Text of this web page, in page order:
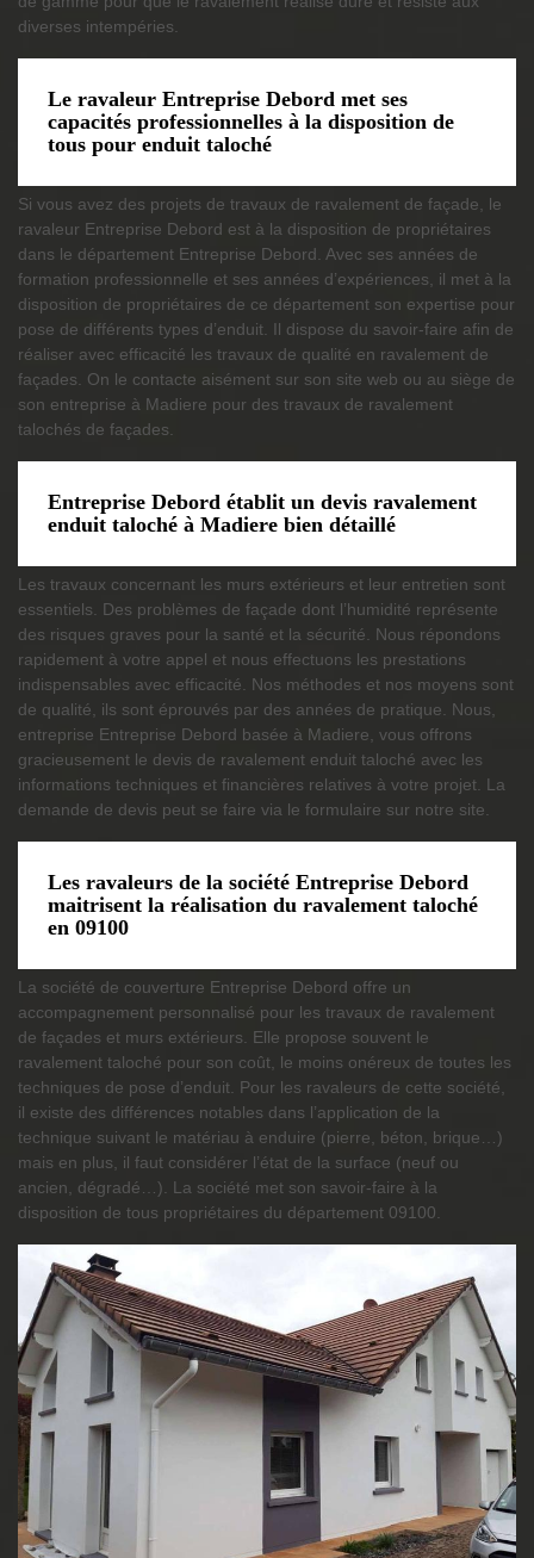
diverses intempéries.
Le ravaleur Entreprise Debord met ses
capacités professionnelles à la disposition de
tous pour enduit taloché
Si vous avez des projets de travaux de ravalement de façade, le
ravaleur Entreprise Debord est à la disposition de propriétaires
dans le département Entreprise Debord. Avec ses années de
formation professionnelle et ses années d’expériences, il met à la
disposition de propriétaires de ce département son expertise pour
pose de différents types d’enduit. Il dispose du savoir-faire afin de
réaliser avec efficacité les travaux de qualité en ravalement de
façades. On le contacte aisément sur son site web ou au siège de
son entreprise à Madiere pour des travaux de ravalement
talochés de façades.
Entreprise Debord établit un devis ravalement
enduit taloché à Madiere bien détaillé
Les travaux concernant les murs extérieurs et leur entretien sont
essentiels. Des problèmes de façade dont l’humidité représente
des risques graves pour la santé et la sécurité. Nous répondons
rapidement à votre appel et nous effectuons les prestations
indispensables avec efficacité. Nos méthodes et nos moyens sont
de qualité, ils sont éprouvés par des années de pratique. Nous,
entreprise Entreprise Debord basée à Madiere, vous offrons
gracieusement le devis de ravalement enduit taloché avec les
informations techniques et financières relatives à votre projet. La
demande de devis peut se faire via le formulaire sur notre site.
Les ravaleurs de la société Entreprise Debord
maitrisent la réalisation du ravalement taloché
en 09100
La société de couverture Entreprise Debord offre un
accompagnement personnalisé pour les travaux de ravalement
de façades et murs extérieurs. Elle propose souvent le
ravalement taloché pour son coût, le moins onéreux de toutes les
techniques de pose d’enduit. Pour les ravaleurs de cette société,
il existe des différences notables dans l’application de la
technique suivant le matériau à enduire (pierre, béton, brique…)
mais en plus, il faut considérer l’état de la surface (neuf ou
ancien, dégradé…). La société met son savoir-faire à la
disposition de tous propriétaires du département 09100.